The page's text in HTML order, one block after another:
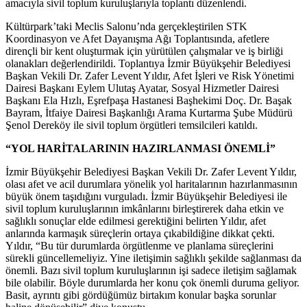
amacıyla sivil toplum kuruluşlarıyla toplantı düzenlendi.
Kültürpark’taki Meclis Salonu’nda gerçekleştirilen STK
Koordinasyon ve Afet Dayanışma Ağı Toplantısında, afetlere
dirençli bir kent oluşturmak için yürütülen çalışmalar ve iş birliği
olanakları değerlendirildi. Toplantıya İzmir Büyükşehir Belediyesi
Başkan Vekili Dr. Zafer Levent Yıldır, Afet İşleri ve Risk Yönetimi
Dairesi Başkanı Eylem Ulutaş Ayatar, Sosyal Hizmetler Dairesi
Başkanı Ela Hızlı, Eşrefpaşa Hastanesi Başhekimi Doç. Dr. Başak
Bayram, İtfaiye Dairesi Başkanlığı Arama Kurtarma Şube Müdürü
Şenol Dereköy ile sivil toplum örgütleri temsilcileri katıldı.
“YOL HARİTALARININ HAZIRLANMASI ÖNEMLİ”
İzmir Büyükşehir Belediyesi Başkan Vekili Dr. Zafer Levent Yıldır,
olası afet ve acil durumlara yönelik yol haritalarının hazırlanmasının
büyük önem taşıdığını vurguladı. İzmir Büyükşehir Belediyesi ile
sivil toplum kuruluşlarının imkânlarını birleştirerek daha etkin ve
sağlıklı sonuçlar elde edilmesi gerektiğini belirten Yıldır, afet
anlarında karmaşık süreçlerin ortaya çıkabildiğine dikkat çekti.
Yıldır, “Bu tür durumlarda örgütlenme ve planlama süreçlerini
sürekli güncellemeliyiz. Yine iletişimin sağlıklı şekilde sağlanması da
önemli. Bazı sivil toplum kuruluşlarının işi sadece iletişim sağlamak
bile olabilir. Böyle durumlarda her konu çok önemli duruma geliyor.
Basit, ayrıntı gibi gördüğümüz birtakım konular başka sorunlar